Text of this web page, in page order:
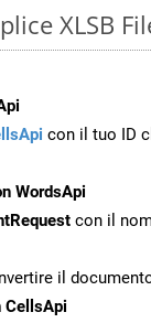
XLSB
con il tuo ID
WordsApi
con il
il
CellsApi